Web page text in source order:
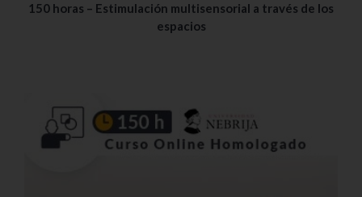
150 horas – Estimulación multisensorial a través de los
espacios